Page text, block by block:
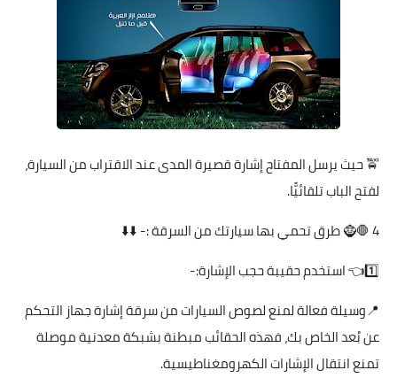
🚖 حيث يرسل المفتاح إشارة قصيرة المدى عند الاقتراب من السيارة،
لفتح الباب تلقائيًّا.
🧌🛑 4 طرق تحمي بها سيارتك من السرقة :- ⬇️⬇️
1️⃣👈 استخدم حقيبة حجب الإشارة:-
📍وسيلة فعالة لمنع لصوص السيارات من سرقة إشارة جهاز التحكم
عن بُعد الخاص بك، فهذه الحقائب مبطنة بشبكة معدنية موصلة
تمنع انتقال الإشارات الكهرومغناطيسية.